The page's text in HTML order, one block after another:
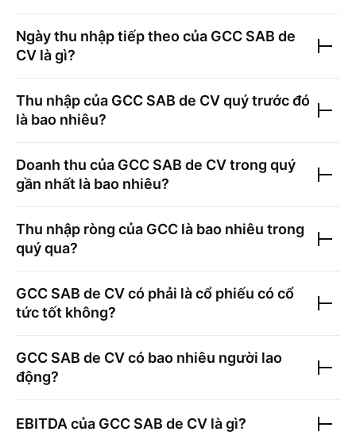
Ngày thu nhập tiếp theo của GCC SAB de
CV là gì?
Thu nhập của GCC SAB de CVquý trước đó
là bao nhiêu?
Doanh thu của GCC SAB de CVtrong quý
gần nhất là bao nhiêu?
Thu nhập ròng của GCC là bao nhiêu trong
quý qua?
GCC SAB de CVcó phải là cổ phiếu có cổ
tức tốt không?
GCC SAB de CVcó bao nhiêu người lao
động?
EBITDA của GCC SAB de CV là gì?